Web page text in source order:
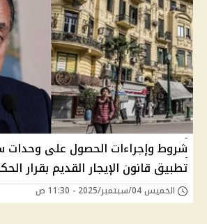
شروط وإجراءات الحصول على وحدات
تطبيق قانون الإيجار القديم بقرار
الخميس 04/سبتمبر/2025 - 11:30 ص